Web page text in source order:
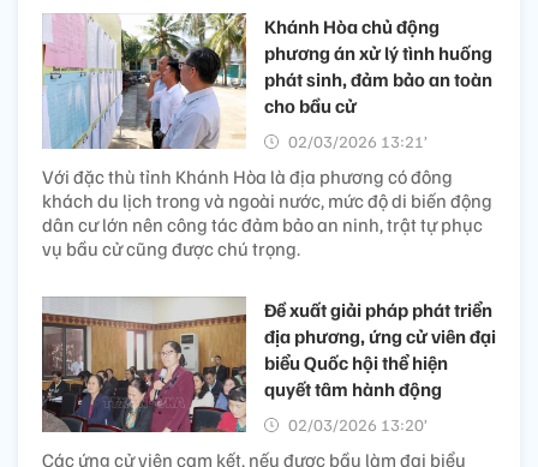
Khánh Hòa chủ động
phương án xử lý tình huống
phát sinh, đảm bảo an toàn
cho bầu cử
02/03/2026 13:21’
Với đặc thù tỉnh Khánh Hòa là địa phương có đông
khách du lịch trong và ngoài nước, mức độ di biến động
dân cư lớn nên công tác đảm bảo an ninh, trật tự phục
vụ bầu cử cũng được chú trọng.
Đề xuất giải pháp phát triển
địa phương, ứng cử viên đại
biểu Quốc hội thể hiện
quyết tâm hành động
02/03/2026 13:20’
Các ứng cử viên cam kết, nếu được bầu làm đại biểu